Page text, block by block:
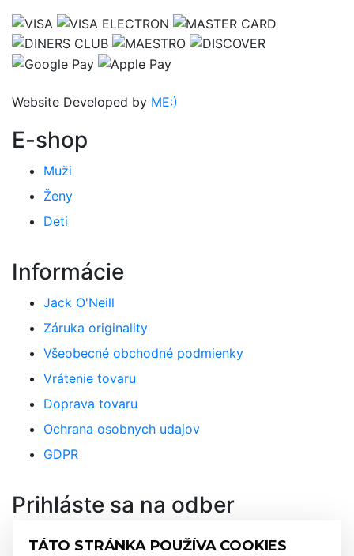
Website Developed by ME:)
E-shop
Muži
Ženy
Deti
Informácie
Jack O'Neill
Záruka originality
Všeobecné obchodné podmienky
Vrátenie tovaru
Doprava tovaru
Ochrana osobnych udajov
GDPR
Prihláste sa na odber
newslettra a nenechajte si újsť
TÁTO STRÁNKA POUŽÍVA COOKIES